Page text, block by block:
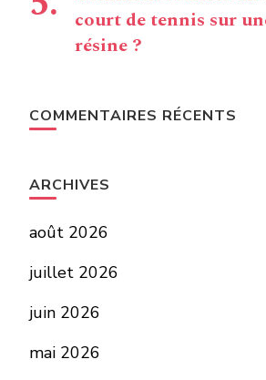
court de tennis sur
résine ?
COMMENTAIRES RÉCENTS
ARCHIVES
août 2026
juillet 2026
juin 2026
mai 2026